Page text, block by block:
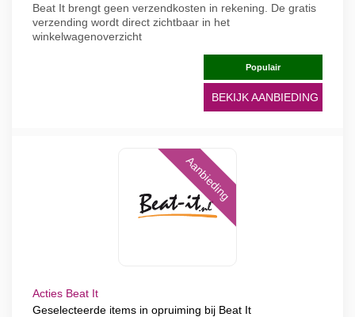
Beat It brengt geen verzendkosten in rekening. De gratis
verzending wordt direct zichtbaar in het
winkelwagenoverzicht
Populair
BEKIJK AANBIEDING
Aanbieding
Acties Beat It
Geselecteerde items in opruiming bij Beat It